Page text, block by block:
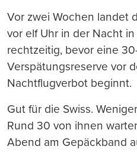
Vor zwei Wochen landet
vor elf Uhr in der Nacht
rechtzeitig, bevor eine
Verspätungsreserve vor
Nachtflugverbot beginnt.
Gut für die Swiss.
Rund 30 von ihnen
Abend am Gepäckband